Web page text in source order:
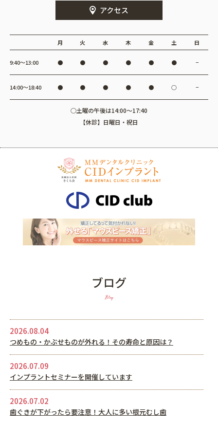
アクセス
月 火 水 木 金 土 日
9:40〜13:00 ● ● ● ● ● ● −
14:00〜18:40 ● ● ● ● ● ○ −
○土曜の午後は14:00～17:40
【休診】日曜日・祝日
ブログ
Blog
2026.08.04
つめもの・かぶせものが外れる！その寿命と原因は？
2026.07.09
インプラントセミナーを開催しています
2026.07.02
歯ぐきが下がったら要注意！大人に多い根元むし歯